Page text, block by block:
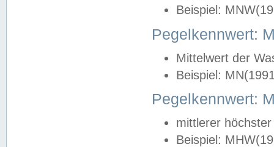
Beispiel:
Pegelkennwert:
Mittelwert der
Beispiel:
Pegelkennwert:
mittlerer
Beispiel: